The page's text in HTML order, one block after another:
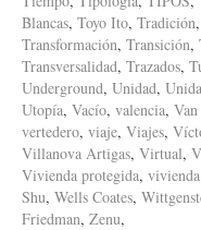
Blancas, Toyo Ito, Tradición,
Transformación, Transición,
Transversalidad, Trazados,
Underground, Unidad,
Utopía, Vacío, valencia,
vertedero, viaje, Viajes,
Villanova Artigas, Virtual,
Vivienda protegida,
Shu, Wells Coates,
Friedman, Zenu,